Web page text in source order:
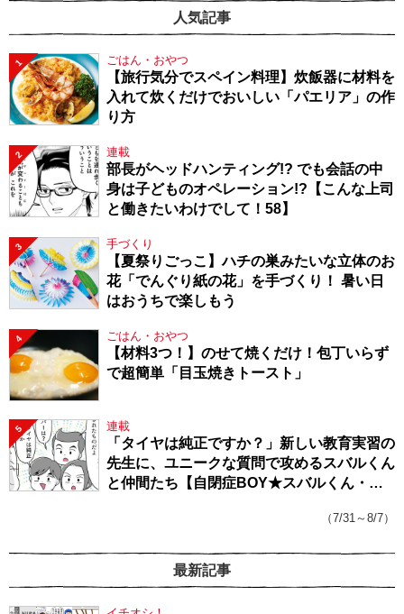
人気記事
1 ごはん・おやつ
【旅行気分でスペイン料理】炊飯器に材料を
入れて炊くだけでおいしい「パエリア」の作
り方
2 連載
部長がヘッドハンティング!? でも会話の中
身は子どものオペレーション!?【こんな上司
と働きたいわけでして！58】
3 手づくり
【夏祭りごっこ】ハチの巣みたいな立体のお
花「でんぐり紙の花」を手づくり！ 暑い日
はおうちで楽しもう
4 ごはん・おやつ
【材料3つ！】のせて焼くだけ！包丁いらず
で超簡単「目玉焼きトースト」
5 連載
「タイヤは純正ですか？」新しい教育実習の
先生に、ユニークな質問で攻めるスバルくん
と仲間たち【自閉症BOY★スバルくん・
（7/31～8/7）
最新記事